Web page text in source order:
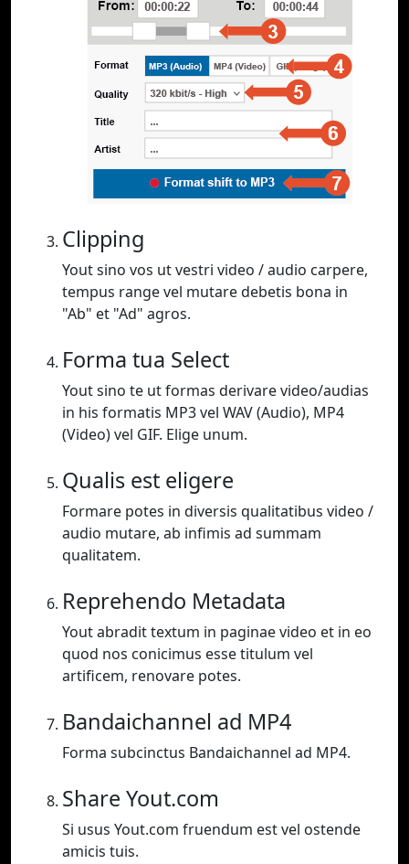
Clipping
Yout sino vos ut vestri video / audio carpere,
tempus range vel mutare debetis bona in
"Ab" et "Ad" agros.
Forma tua Select
Yout sino te ut formas derivare video/audias
in his formatis MP3 vel WAV (Audio), MP4
(Video) vel GIF. Elige unum.
Qualis est eligere
Formare potes in diversis qualitatibus video /
audio mutare, ab infimis ad summam
qualitatem.
Reprehendo Metadata
Yout abradit textum in paginae video et in eo
quod nos conicimus esse titulum vel
artificem, renovare potes.
Bandaichannel ad MP4
Forma subcinctus Bandaichannel ad MP4.
Share Yout.com
Si usus Yout.com fruendum est vel ostende
amicis tuis.